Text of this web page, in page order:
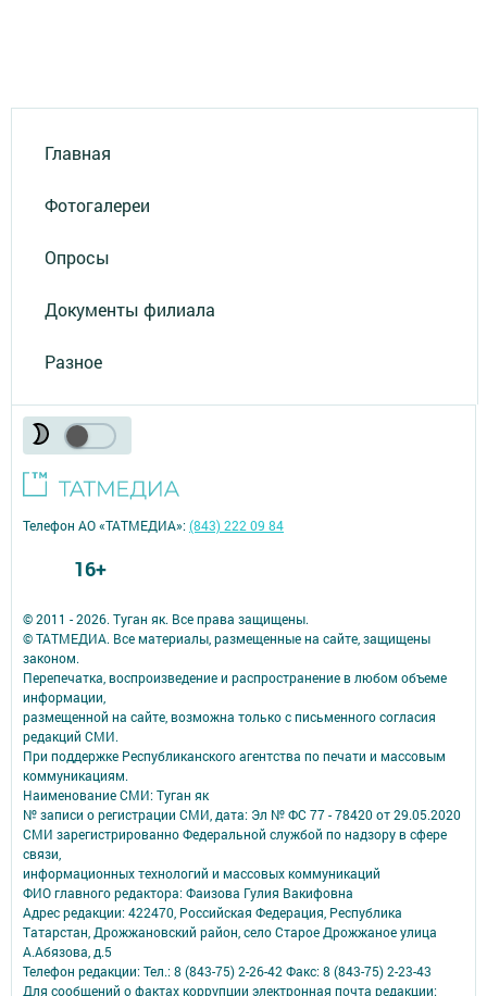
Главная
Фотогалереи
Опросы
Документы филиала
Разное
© 2011 - 2026. Туган як. Все права защищены.
© ТАТМЕДИА. Все материалы, размещенные на сайте, защищены
законом.
Перепечатка, воспроизведение и распространение в любом объеме
информации,
размещенной на сайте, возможна только с письменного согласия
редакций СМИ.
При поддержке Республиканского агентства по печати и массовым
коммуникациям.
Наименование СМИ: Туган як
№ записи о регистрации СМИ, дата: Эл № ФС 77 - 78420 от 29.05.2020
СМИ зарегистрированно Федеральной службой по надзору в сфере
связи,
информационных технологий и массовых коммуникаций
ФИО главного редактора: Фаизова Гулия Вакифовна
Адрес редакции: 422470, Российская Федерация, Республика
Татарстан, Дрожжановский район, село Старое Дрожжаное улица
А.Абязова, д.5
Телефон редакции: Тел.: 8 (843-75) 2-26-42 Факс: 8 (843-75) 2-23-43
Для сообщений о фактах коррупции электронная почта редакции:
Телефон АО «ТАТМЕДИА»:(843) 222 09 84
16+